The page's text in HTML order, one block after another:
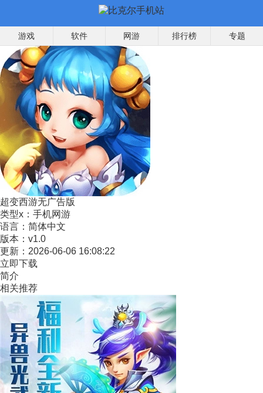
游戏 软件 网游 排行榜 专题
超变西游无广告版
类型x： 手机网游
语言： 简体中文
版本： v1.0
更新： 2026-06-06 16:08:22
立即下载
简介
相关推荐